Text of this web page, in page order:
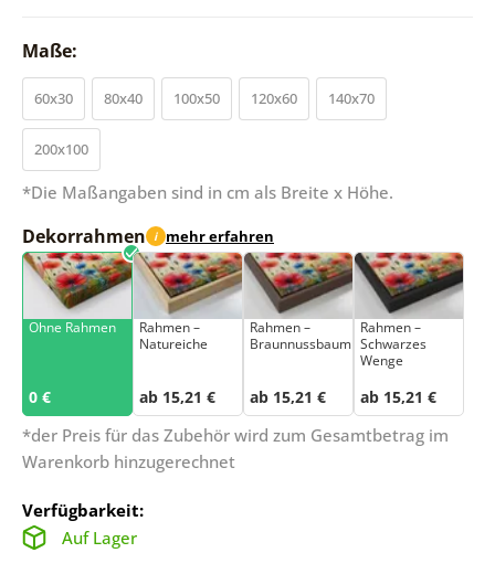
Maße:
60x30 80x40 100x50 120x60 140x70
200x100
*Die Maßangaben sind in cm als Breite x Höhe.
Dekorrahmen i mehr erfahren
Ohne Rahmen
0 €
Rahmen –
Natureiche
ab 15,21 €
Rahmen –
Braunnussbaum
ab 15,21 €
Rahmen –
Schwarzes
Wenge
ab 15,21 €
*der Preis für das Zubehör wird zum Gesamtbetrag im
Warenkorb hinzugerechnet
Verfügbarkeit:
Auf Lager